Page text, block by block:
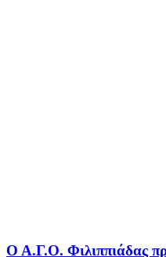
Ο Α.Γ.Ο. Φιλιππιάδας